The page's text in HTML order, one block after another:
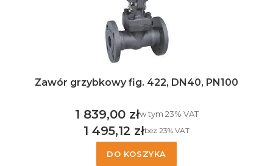
Zawór grzybkowy fig. 422, DN40, PN100
Cena brutto
1 839,00 złw tym %s VAT
w tym 23% VAT
Cena netto
1 495,12 złbez 23% VAT
DO KOSZYKA